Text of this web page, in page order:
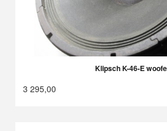
Klipsch K-46-E
3 295,00